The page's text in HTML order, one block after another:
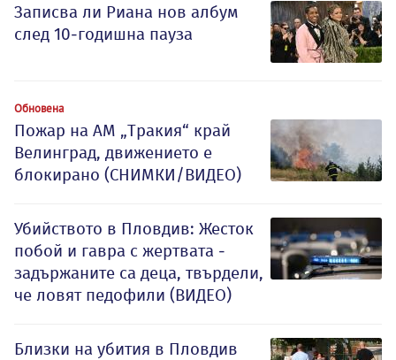
Записва ли Риана нов албум
след 10-годишна пауза
Обновена
Пожар на АМ „Тракия“ край
Велинград, движението е
блокирано (СНИМКИ/ВИДЕО)
Убийството в Пловдив: Жесток
побой и гавра с жертвата -
задържаните са деца, твърдели,
че ловят педофили (ВИДЕО)
Близки на убития в Пловдив